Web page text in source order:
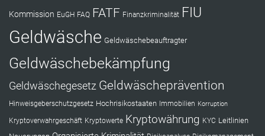
Kommission EuGH FAQ FATF Finanzkriminalität FIU
Geldwäsche Geldwäschebeauftragter
Geldwäschebekämpfung
Geldwäschegesetz Geldwäscheprävention
Hinweisgeberschutzgesetz Hochrisikostaaten Immobilien Korruption
Kryptoverwahrgeschäft Kryptowerte Kryptowährung KYC Leitlinien